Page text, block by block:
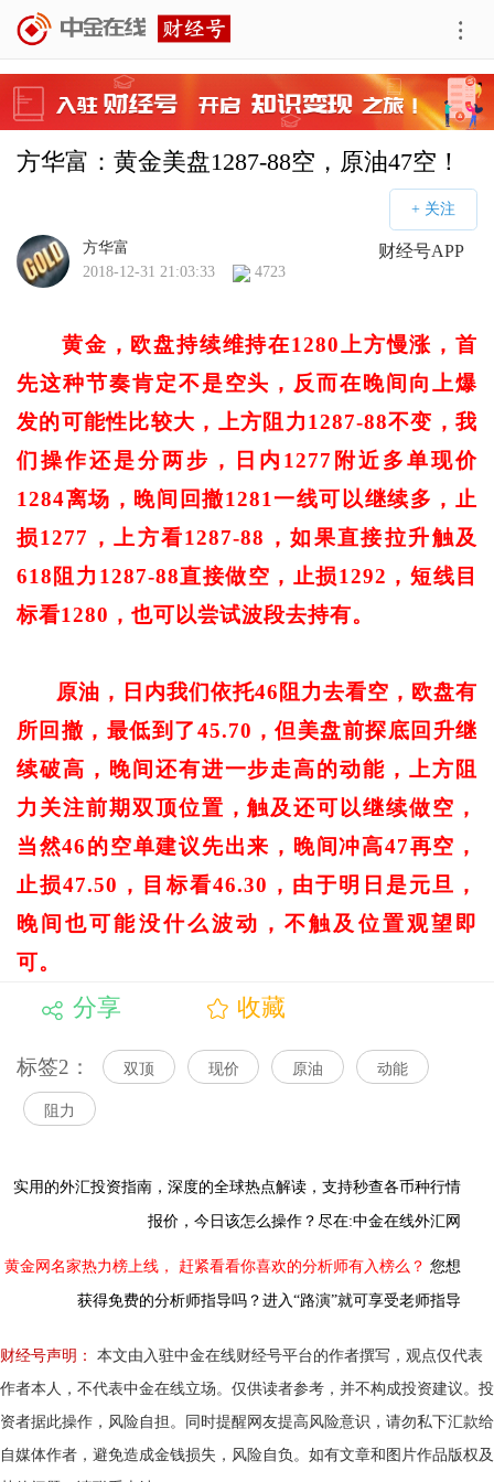
方华富：黄金美盘1287-88空，原油47空！
财经号APP
方华富
2018-12-31 21:03:33
4723
黄金，欧盘持续维持在1280上方慢涨，首
先这种节奏肯定不是空头，反而在晚间向上爆
发的可能性比较大，上方阻力1287-88不变，我
们操作还是分两步，日内1277附近多单现价
1284离场，晚间回撤1281一线可以继续多，止
损1277，上方看1287-88，如果直接拉升触及
618阻力1287-88直接做空，止损1292，短线目
标看1280，也可以尝试波段去持有。
原油，日内我们依托46阻力去看空，欧盘有
所回撤，最低到了45.70，但美盘前探底回升继
续破高，晚间还有进一步走高的动能，上方阻
力关注前期双顶位置，触及还可以继续做空，
当然46的空单建议先出来，晚间冲高47再空，
止损47.50，目标看46.30，由于明日是元旦，
晚间也可能没什么波动，不触及位置观望即
可。
分享 收藏
标签2： 双顶 现价 原油 动能
阻力
实用的外汇投资指南， 深度的全球热点解读， 支持秒查各币种行情
报价，今日该怎么操作？尽在:中金在线外汇网
黄金网名家热力榜上线， 赶紧看看你喜欢的分析师有入榜么？ 您想
获得免费的分析师指导吗？进入“路演”就可享受老师指导
财经号声明：
本文由入驻中金在线财经号平台的作者撰写，观点仅代表
作者本人，不代表中金在线立场。仅供读者参考，并不构成投资建议。投
资者据此操作，风险自担。同时提醒网友提高风险意识，请勿私下汇款给
自媒体作者，避免造成金钱损失，风险自负。如有文章和图片作品版权及